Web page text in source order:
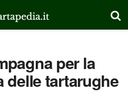
per la
delle tartarughe